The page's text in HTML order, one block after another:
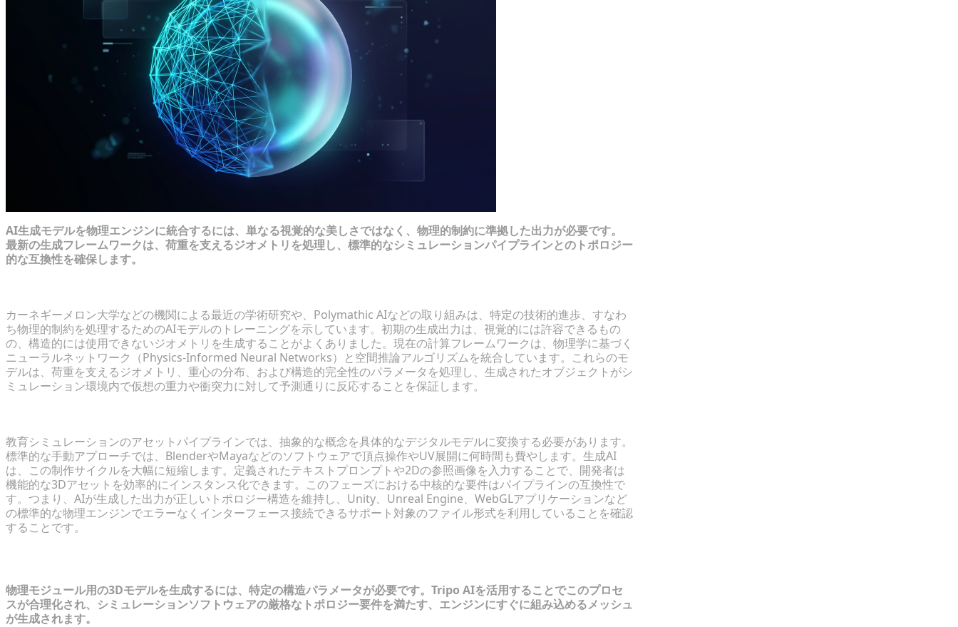
AI生成モデルを物理エンジンに統合するには、単なる視覚的な美しさではなく、物理的制約に準拠した出力が必要です。
最新の生成フレームワークは、荷重を支えるジオメトリを処理し、標準的なシミュレーションパイプラインとのトポロジー
的な互換性を確保します。
カーネギーメロン大学などの機関による最近の学術研究や、Polymathic AIなどの取り組みは、特定の技術的進歩、すなわ
ち物理的制約を処理するためのAIモデルのトレーニングを示しています。初期の生成出力は、視覚的には許容できるもの
の、構造的には使用できないジオメトリを生成することがよくありました。現在の計算フレームワークは、物理学に基づく
ニューラルネットワーク（Physics-Informed Neural Networks）と空間推論アルゴリズムを統合しています。これらのモ
デルは、荷重を支えるジオメトリ、重心の分布、および構造的完全性のパラメータを処理し、生成されたオブジェクトがシ
ミュレーション環境内で仮想の重力や衝突力に対して予測通りに反応することを保証します。
教育シミュレーションのアセットパイプラインでは、抽象的な概念を具体的なデジタルモデルに変換する必要があります。
標準的な手動アプローチでは、BlenderやMayaなどのソフトウェアで頂点操作やUV展開に何時間も費やします。生成AI
は、この制作サイクルを大幅に短縮します。定義されたテキストプロンプトや2Dの参照画像を入力することで、開発者は
機能的な3Dアセットを効率的にインスタンス化できます。このフェーズにおける中核的な要件はパイプラインの互換性で
す。つまり、AIが生成した出力が正しいトポロジー構造を維持し、Unity、Unreal Engine、WebGLアプリケーションなど
の標準的な物理エンジンでエラーなくインターフェース接続できるサポート対象のファイル形式を利用していることを確認
することです。
物理モジュール用の3Dモデルを生成するには、特定の構造パラメータが必要です。Tripo AIを活用することでこのプロセ
スが合理化され、シミュレーションソフトウェアの厳格なトポロジー要件を満たす、エンジンにすぐに組み込めるメッシュ
が生成されます。